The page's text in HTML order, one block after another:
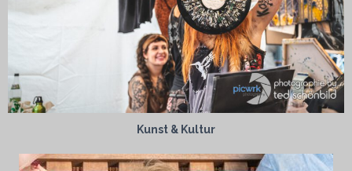
Kunst & Kultur